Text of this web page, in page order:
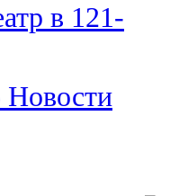
в 121-
Новости